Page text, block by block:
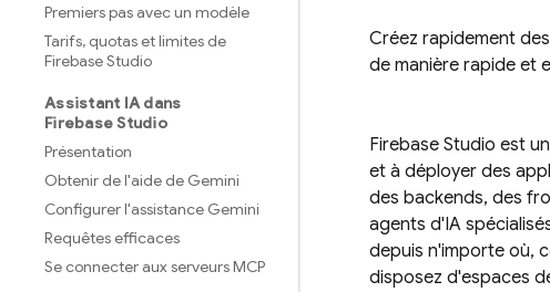
Premiers pas avec un modèle
Tarifs, quotas et limites de
Firebase Studio
Assistant IA dans
Firebase Studio
Présentation
Obtenir de l'aide de Gemini
Configurer l'assistance Gemini
Requêtes efficaces
Se connecter aux serveurs MCP
Créez rapidement
de manière rapide et
Firebase Studio est
et à déployer des
des backends, des
agents d'IA
depuis n'importe où,
disposez d'espaces